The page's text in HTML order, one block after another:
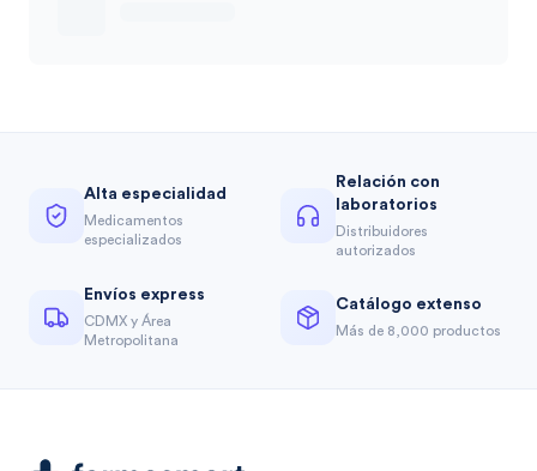
Alta especialidad
Medicamentos
especializados
Relación con
laboratorios
Distribuidores
autorizados
Envíos express
CDMX y Área
Metropolitana
Catálogo extenso
Más de 8,000 productos